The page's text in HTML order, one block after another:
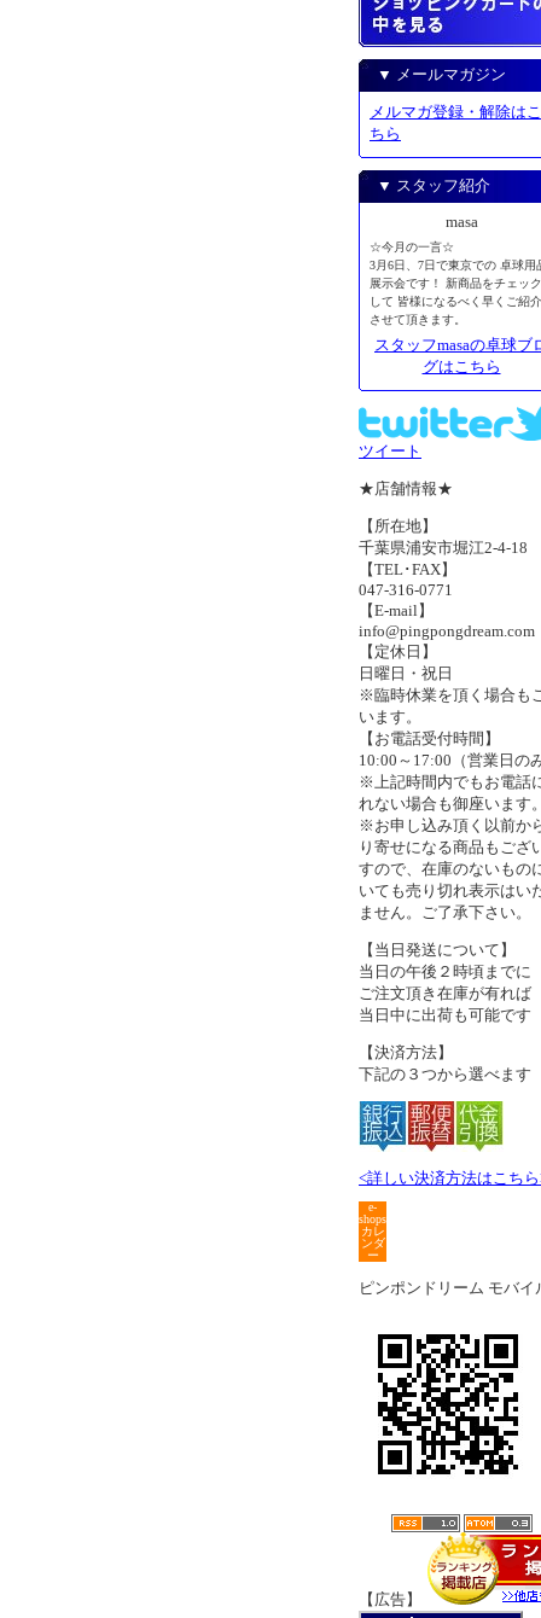
▼ メールマガジン
メルマガ登録・解除はこ
ちら
▼ スタッフ紹介
masa
☆今月の一言☆
3月6日、7日で東京での 卓球用
展示会です！ 新商品をチェック
して 皆様になるべく早くご紹介
させて頂きます。
スタッフmasaの卓球ブ
グはこちら
ツイート
★店舗情報★
【所在地】
千葉県浦安市堀江2-4-18
【TEL･FAX】
047-316-0771
【E-mail】
info@pingpongdream.com
【定休日】
日曜日・祝日
※臨時休業を頂く場合も
います。
【お電話受付時間】
10:00～17:00（営業日の
※上記時間内でもお電話
れない場合も御座います
※お申し込み頂く以前か
り寄せになる商品もござ
すので、在庫のないもの
いても売り切れ表示はい
ません。ご了承下さい。
【当日発送について】
当日の午後２時頃までに
ご注文頂き在庫が有れば
当日中に出荷も可能です
【決済方法】
下記の３つから選べます
<詳しい決済方法はこち
e-
shops
カレ
ンダ
ー
ピンポンドリーム モバ
【広告】